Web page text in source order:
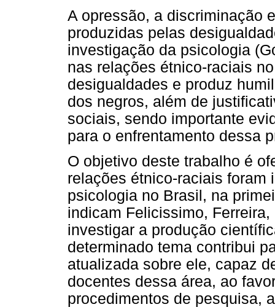
A opressão, a discriminação
produzidas pelas
investigação da psicologia
nas relações étnico-raciais
desigualdades e produz
dos negros, além de
sociais, sendo importante
para o enfrentamento dessa
O objetivo deste trabalho é
relações étnico-raciais foram
psicologia no Brasil, na
indicam Felicissimo,
investigar a produção
determinado tema contribui
atualizada sobre ele, capaz
docentes dessa área, ao
procedimentos de pesquisa,